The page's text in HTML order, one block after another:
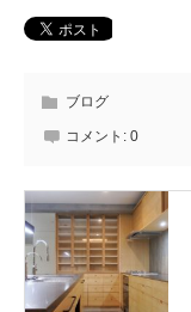
ブログ
コメント: 0